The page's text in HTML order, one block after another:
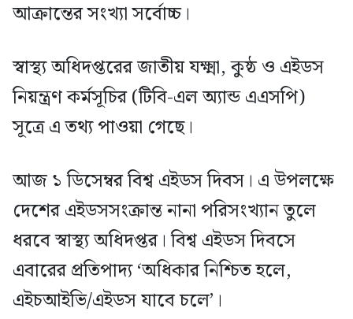
আক্রান্তের সংখ্যা সর্বোচ্চ।
স্বাস্থ্য অধিদপ্তরের জাতীয় যক্ষ্মা, কুষ্ঠ ও এইডস
নিয়ন্ত্রণ কর্মসূচির (টিবি-এল অ্যান্ড এএসপি)
সূত্রে এ তথ্য পাওয়া গেছে।
আজ ১ ডিসেম্বর বিশ্ব এইডস দিবস। এ উপলক্ষে
দেশের এইডসসংক্রান্ত নানা পরিসংখ্যান তুলে
ধরবে স্বাস্থ্য অধিদপ্তর। বিশ্ব এইডস দিবসে
এবারের প্রতিপাদ্য ‘অধিকার নিশ্চিত হলে,
এইচআইভি/এইডস যাবে চলে’।